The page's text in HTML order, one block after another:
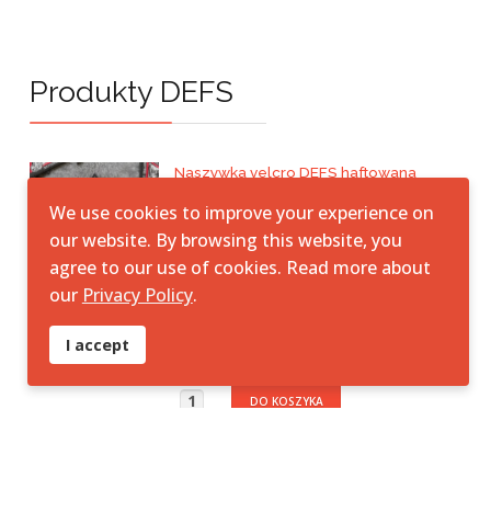
Produkty DEFS
Naszywka velcro DEFS haftowana
50,00 zł
Naszywka velcro DEFS haftowana
We use cookies to improve your experience on
our website. By browsing this website, you
agree to our use of cookies. Read more about
our Privacy Policy.
I accept